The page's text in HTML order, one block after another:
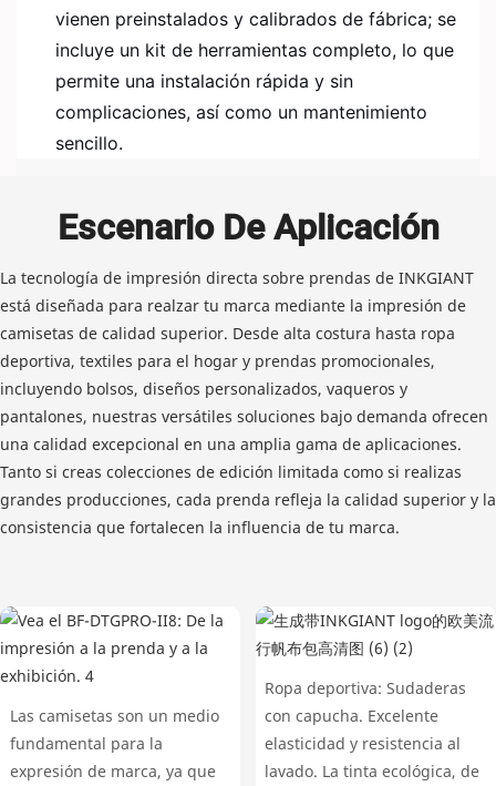
vienen preinstalados y calibrados de fábrica; se
incluye un kit de herramientas completo, lo que
permite una instalación rápida y sin
complicaciones, así como un mantenimiento
sencillo.
Escenario De Aplicación
La tecnología de impresión directa sobre prendas de INKGIANT
está diseñada para realzar tu marca mediante la impresión de
camisetas de calidad superior. Desde alta costura hasta ropa
deportiva, textiles para el hogar y prendas promocionales,
incluyendo bolsos, diseños personalizados, vaqueros y
pantalones, nuestras versátiles soluciones bajo demanda ofrecen
una calidad excepcional en una amplia gama de aplicaciones.
Tanto si creas colecciones de edición limitada como si realizas
grandes producciones, cada prenda refleja la calidad superior y la
consistencia que fortalecen la influencia de tu marca.
Las camisetas son un medio
fundamental para la
expresión de marca, ya que
Ropa deportiva: Sudaderas
con capucha. Excelente
elasticidad y resistencia al
lavado. La tinta ecológica, de